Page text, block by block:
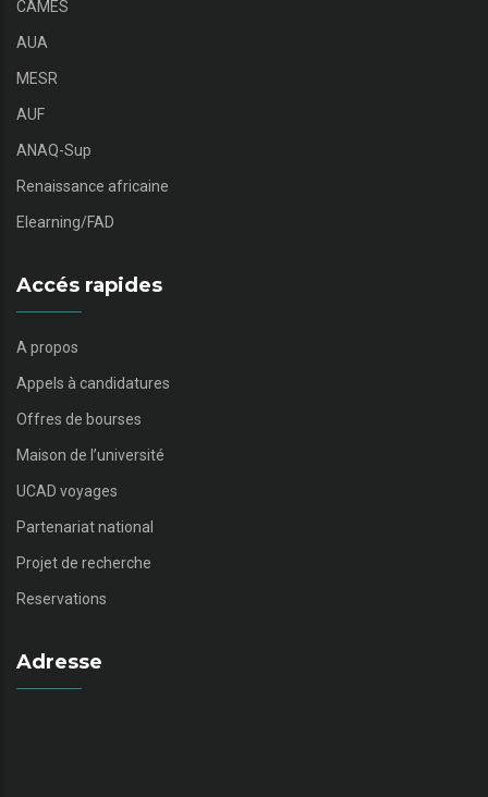
CAMES
AUA
MESR
AUF
ANAQ-Sup
Renaissance africaine
Elearning/FAD
Accés rapides
A propos
Appels à candidatures
Offres de bourses
Maison de l’université
UCAD voyages
Partenariat national
Projet de recherche
Reservations
Adresse